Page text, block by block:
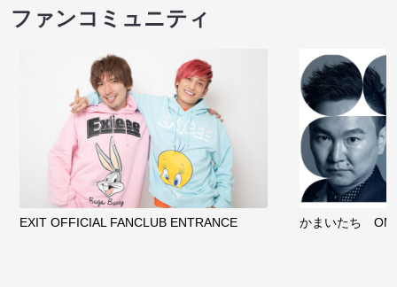
ファンコミュニティ
EXIT OFFICIAL FANCLUB ENTRANCE かまいたち